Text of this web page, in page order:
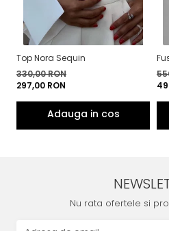
Top Nora Sequin
330,00 RON
297,00 RON
Nu rata ofertele si